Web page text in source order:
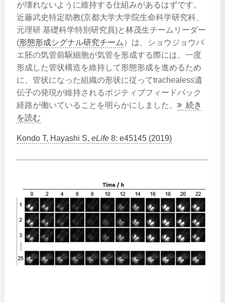
が壊れないように維持する仕組みがあるはずです。
近藤武史特定助教(京都大学大学院生命科学研究科、
元理研 基礎科学特別研究員)と林茂生チームリーダー
(形態形成シグナル研究チーム ）は、ショウジョウバ
エ胚の気管前駆細胞が気管を形成する際には、一度
形成した管状構造を維持して形態形成を進めるため
に、管状になった組織の形状に従ってtrachealess遺
伝子の発現が維持されるポジティブフィードバック
経路が働いていることを明らかにしました。
続き
を読む
Kondo T, Hayashi S,eLife 8: e45145 (2019)